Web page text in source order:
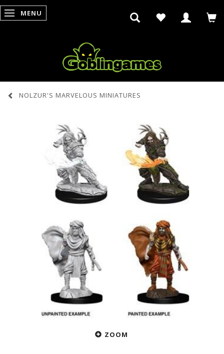
SKIFTE NAVIGATION
MENU
NOLZUR'S MARVELOUS MINIATURES
ZOOM